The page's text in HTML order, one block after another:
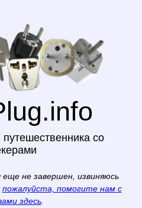
со
не завершен, извиняюсь
пожалуйста, помогите нам с
здесь.